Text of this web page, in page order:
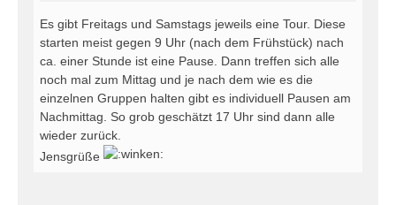
Es gibt Freitags und Samstags jeweils eine Tour. Diese
starten meist gegen 9 Uhr (nach dem Frühstück) nach
ca. einer Stunde ist eine Pause. Dann treffen sich alle
noch mal zum Mittag und je nach dem wie es die
einzelnen Gruppen halten gibt es individuell Pausen am
Nachmittag. So grob geschätzt 17 Uhr sind dann alle
wieder zurück.
Jensgrüße